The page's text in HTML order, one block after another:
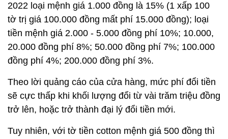
2022 loại mệnh giá 1.000 đồng là 15% (1 xấp 100
tờ trị giá 100.000 đồng mất phí 15.000 đồng); loại
tiền mệnh giá 2.000 - 5.000 đồng phí 10%; 10.000,
20.000 đồng phí 8%; 50.000 đồng phí 7%; 100.000
đồng phí 4%; 200.000 đồng phí 3%.
Theo lời quảng cáo của cửa hàng, mức phí đổi tiền
sẽ cực thấp khi khối lượng đổi từ vài trăm triệu đồng
trở lên, hoặc trở thành đại lý đổi tiền mới.
Tuy nhiên, với tờ tiền cotton mệnh giá 500 đồng thì